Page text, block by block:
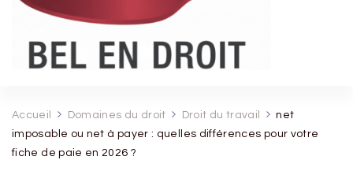
Accueil Domaines du droit Droit du travail
net
imposable ou net à payer : quelles différences pour votre
fiche de paie en 2026 ?